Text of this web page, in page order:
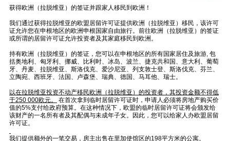
获得欧洲（拉脱维亚）的签证并跟家人移民到欧洲！
我们通过获得拉脱维亚的欧盟居留许可证提供欧洲（拉脱维亚）移民，该许可
证允许您在申根地区的欧洲申根国家自由旅行。前往欧洲（拉脱维亚）的签证
或所谓的居留许可证允许投资者及其家庭移民到欧洲。
持有欧洲（拉脱维亚）的签证，您可以在申根地区的所有国家居住及旅游, 包
括奥地利、匈牙利、挪威、比利时、冰岛、波兰、捷克共和国、意大利、葡萄
牙、丹麦、拉脱维亚、斯洛伐克、爱沙尼亚、列支敦士登、斯洛伐克、芬兰、
立陶宛、西班牙、法国、卢森堡、瑞典、德国、马耳他、瑞士。
以在拉脱维亚投资不动产移民欧洲（拉脱维亚）的投资者，其投资金额不得低
于250 000欧元。
在首次拿到临时居留许可证时，申请人必须将房地产购买价
值的5%支付给政府预算。在这种情况下，欧盟的临时居留许可证将会颁发给
该财产的一名所有者及其配偶与未成年子女。因此，您可以给家人办欧盟居留
许可证。
我们提供额外的一笔交易，房主出售在里加使馆区的198平方米的公寓。